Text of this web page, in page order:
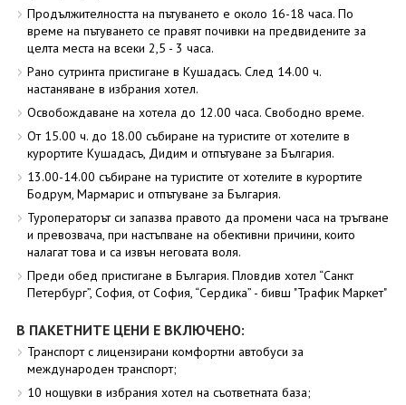
Продължителността на пътуването е около 16-18 часа. По
време на пътуването се правят почивки на предвидените за
целта места на всеки 2,5 - 3 часа.
Рано сутринта пристигане в Кушадасъ. След 14.00 ч.
настаняване в избрания хотел.
Освобождаване на хотела до 12.00 часа. Свободно време.
От 15.00 ч. до 18.00 събиране на туристите от хотелите в
курортите Кушадасъ, Дидим и отпътуване за България.
13.00-14.00 събиране на туристите от хотелите в курортите
Бодрум, Мармарис и отпътуване за България.
Туроператорът си запазва правото да промени часа на тръгване
и превозвача, при настъпване на обективни причини, които
налагат това и са извън неговата воля.
Преди обед пристигане в България. Пловдив хотел “Санкт
Петербург”, София, от София, “Сердика” - бивш "Трафик Маркет"
В ПАКЕТНИТЕ ЦЕНИ Е ВКЛЮЧЕНО:
Транспорт с лицензирани комфортни автобуси за
международен транспорт;
10 нощувки в избрания хотел на съответната база;